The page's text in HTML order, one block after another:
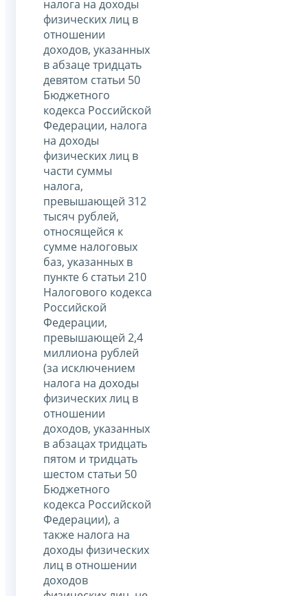
налога на доходы
физических лиц в
отношении
доходов, указанных
в абзаце тридцать
девятом статьи 50
Бюджетного
кодекса Российской
Федерации, налога
на доходы
физических лиц в
части суммы
налога,
превышающей 312
тысяч рублей,
относящейся к
сумме налоговых
баз, указанных в
пункте 6 статьи 210
Налогового кодекса
Российской
Федерации,
превышающей 2,4
миллиона рублей
(за исключением
налога на доходы
физических лиц в
отношении
доходов, указанных
в абзацах тридцать
пятом и тридцать
шестом статьи 50
Бюджетного
кодекса Российской
Федерации), а
также налога на
доходы физических
лиц в отношении
доходов